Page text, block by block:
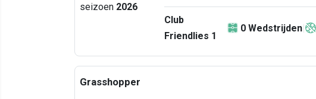
seizoen 2026
Club
Friendlies 1
0 Wedstrijden
Grasshopper